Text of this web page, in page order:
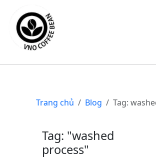
Trang chủ Blog Tag:
Tag: "washed
process"